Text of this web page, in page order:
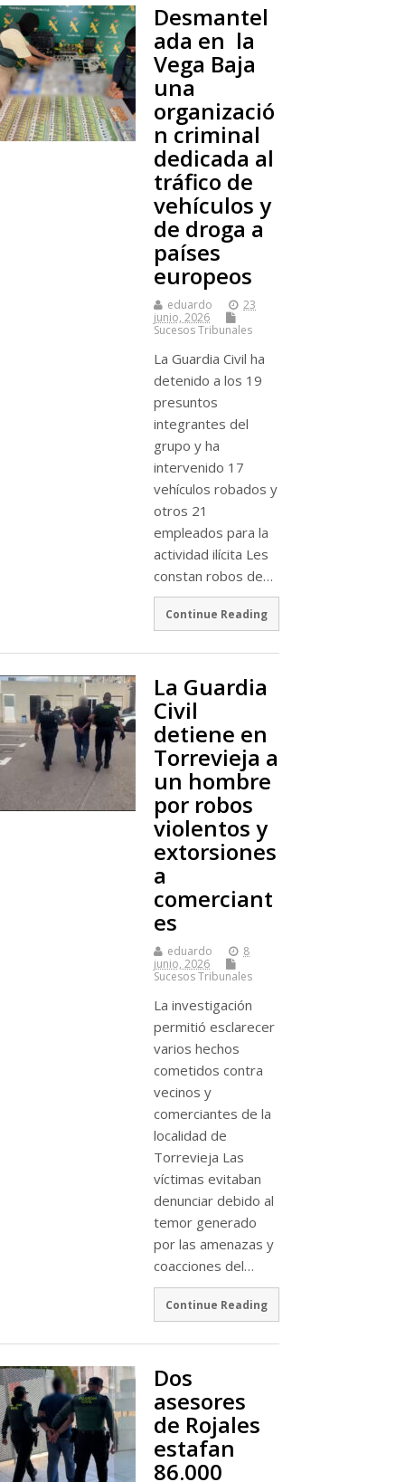
Desmantel
ada en la
Vega Baja
una
organizació
n criminal
dedicada al
tráfico de
vehículos y
de droga a
países
europeos
eduardo
23
junio, 2026
Sucesos Tribunales
La Guardia Civil ha
detenido a los 19
presuntos
integrantes del
grupo y ha
intervenido 17
vehículos robados y
otros 21
empleados para la
actividad ilícita Les
constan robos de…
Continue Reading
La Guardia
Civil
detiene en
Torrevieja a
un hombre
por robos
violentos y
extorsiones
a
comerciant
es
eduardo
8
junio, 2026
Sucesos Tribunales
La investigación
permitió esclarecer
varios hechos
cometidos contra
vecinos y
comerciantes de la
localidad de
Torrevieja Las
víctimas evitaban
denunciar debido al
temor generado
por las amenazas y
coacciones del…
Continue Reading
Dos
asesores
de Rojales
estafan
86.000